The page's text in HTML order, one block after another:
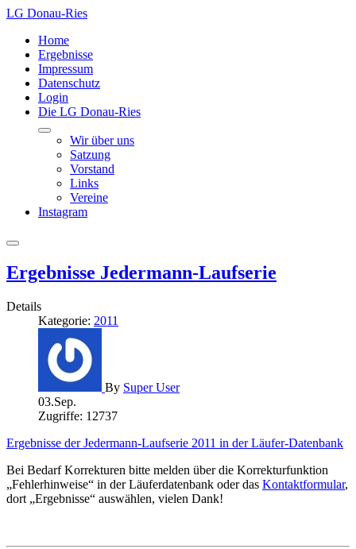
LG Donau-Ries
Home
Ergebnisse
Impressum
Datenschutz
Login
Die LG Donau-Ries
Wir über uns
Satzung
Vorstand
Links
Vereine
Instagram
Ergebnisse Jedermann-Laufserie
Details
Kategorie: 2011
By Super User
03.Sep.
Zugriffe: 12737
Ergebnisse der Jedermann-Laufserie 2011 in der Läufer-Datenbank
Bei Bedarf Korrekturen bitte melden über die Korrekturfunktion
„Fehlerhinweise“ in der Läuferdatenbank oder das Kontaktformular,
dort „Ergebnisse“ auswählen, vielen Dank!